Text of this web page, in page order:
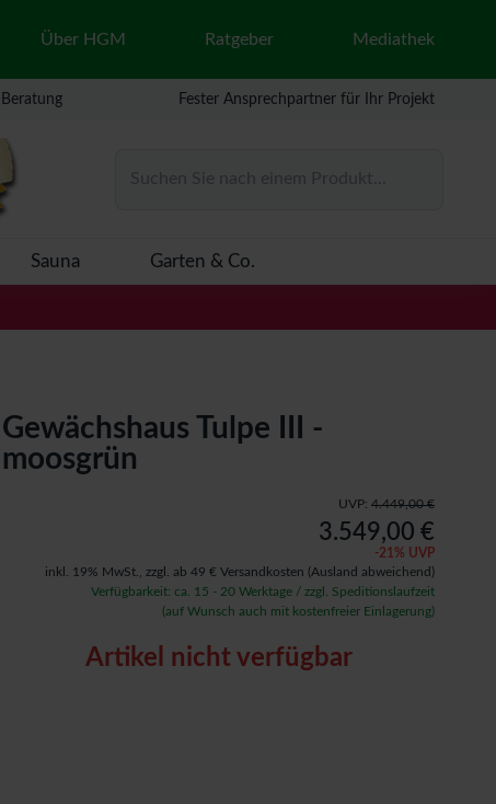
Über HGM Ratgeber Mediathek
Fester Ansprechpartner für Ihr Projekt
Suchen Sie nach einem Produkt...
Sauna Garten & Co.
Gewächshaus Tulpe III -
moosgrün
UVP: 4.449,00 €
3.549,00 €
-21 % UVP
inkl. 19% MwSt., zzgl. ab 49 € Versandkosten (Ausland abweichend)
Verfügbarkeit: ca. 15 - 20 Werktage / zzgl. Speditionslaufzeit
(auf Wunsch auch mit kostenfreier Einlagerung)
Artikel nicht verfügbar